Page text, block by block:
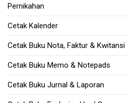
Pernikahan
Cetak Kalender
Cetak Buku Nota, Faktur & Kwitansi
Cetak Buku Memo & Notepads
Cetak Buku Jurnal & Laporan